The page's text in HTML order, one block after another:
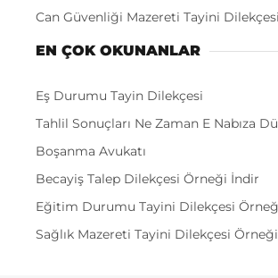
Can Güvenliği Mazereti Tayini
EN ÇOK OKUNANLAR
Eş Durumu Tayin Dilekçesi
Tahlil Sonuçları Ne Zaman E Nabıza
Boşanma Avukatı
Becayiş Talep Dilekçesi Örneği İndir
Eğitim Durumu Tayini Dilekçesi
Sağlık Mazereti Tayini Dilekçesi